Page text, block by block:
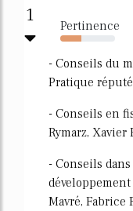
1 Pertinence
39%
- Conseils du
Pratique
- Conseils en
Rymarz, Xavier
- Conseils
Mavré, Fabrice